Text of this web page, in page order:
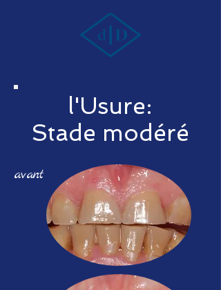
l'Usure:
Stade modéré
avant